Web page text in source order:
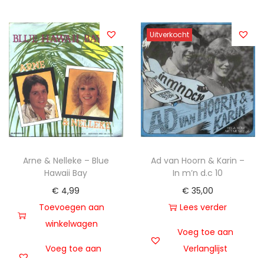
Arne & Nelleke – Blue
Hawaii Bay
€ 4,99
Toevoegen aan
winkelwagen
Voeg toe aan
Uitverkocht
Ad van Hoorn & Karin –
In m’n d.c 10
€ 35,00
Lees verder
Voeg toe aan
Verlanglijst